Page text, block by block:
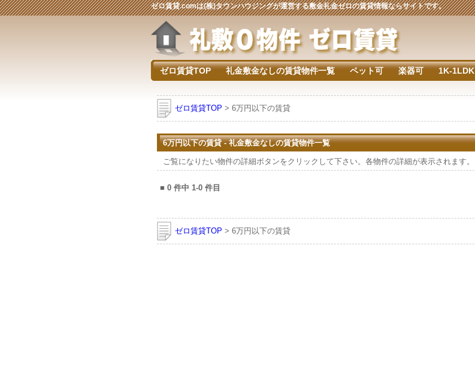
ゼロ賃貸.comは(株)タウンハウジングが運営する敷金礼金ゼロの賃貸情報ならサイトです。
ゼロ賃貸TOP 礼金敷金なしの賃貸物件一覧 ペット可 楽器可 1K-1LDK
ゼロ賃貸TOP > 6万円以下の賃貸
6万円以下の賃貸 - 礼金敷金なしの賃貸物件一覧
ご覧になりたい物件の詳細ボタンをクリックして下さい。各物件の詳細が表示されます。
■ 0 件中 1-0 件目
ゼロ賃貸TOP > 6万円以下の賃貸